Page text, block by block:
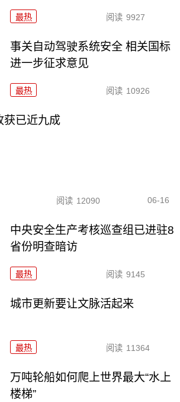
最热 阅读 9927
事关自动驾驶系统安全 相关国标
进一步征求意见
最热 阅读 10926
获已近九成
阅读 12090 06-16
中央安全生产考核巡查组已进驻8
省份明查暗访
最热 阅读 9145
城市更新要让文脉活起来
最热 阅读 11364
万吨轮船如何爬上世界最大“水上
楼梯”